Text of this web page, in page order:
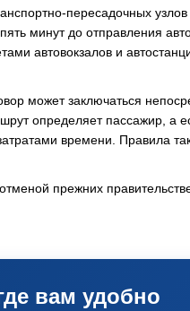
пересадочных
минут до отправления
автовокзалов и
может заключаться
определяет пассажир, а
времени. Правила
прежних
вам удобно